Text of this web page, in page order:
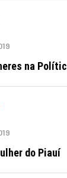
na
do Piauí